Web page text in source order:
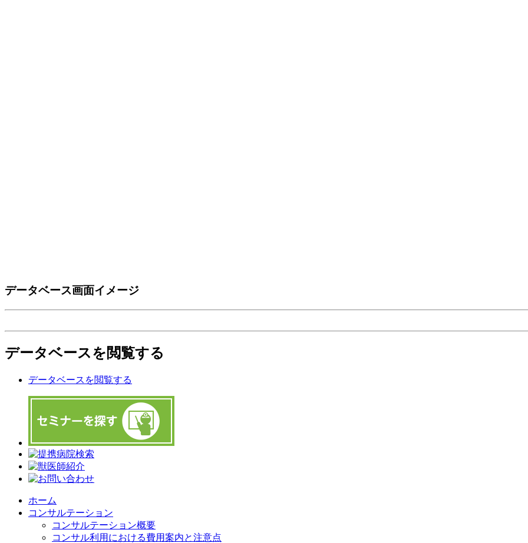
データベース画面イメージ
データベースを閲覧する
データベースを閲覧する
ホーム
コンサルテーション
コンサルテーション概要
コンサル利用における費用案内と注意点